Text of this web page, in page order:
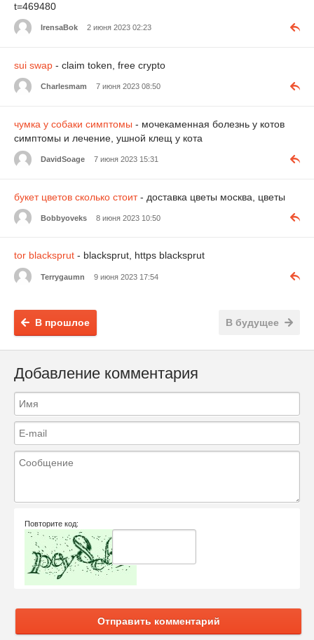
t=469480
IrensaBok 2 июня 2023 02:23
sui swap - claim token, free crypto
Charlesmam 7 июня 2023 08:50
чумка у собаки симптомы - мочекаменная болезнь у котов
симптомы и лечение, ушной клещ у кота
DavidSoage 7 июня 2023 15:31
букет цветов сколько стоит- доставка цветы москва, цветы
Bobbyoveks 8 июня 2023 10:50
tor blacksprut - blacksprut, https blacksprut
Terrygaumn 9 июня 2023 17:54
В будущее
В прошлое
Добавление комментария
Повторите код:
Отправить комментарий